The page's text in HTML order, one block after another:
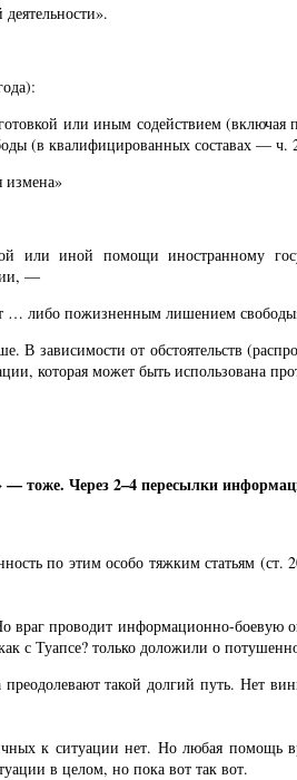
или иным содействием
(в квалифицированных составах — ч.
измена»
или иной помощи иностранному
—
… либо пожизненным лишением
зависимости от обстоятельств
которая может быть использована
Через 2–4 пересылки
по этим особо тяжким статьям
враг проводит информационно-боевую
с Туапсе? только доложили о
такой долгий путь. Нет
к ситуации нет. Но любая помощь
в целом, но пока вот так вот.